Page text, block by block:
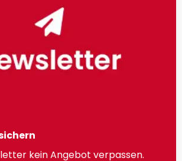
kein Angebot verpassen.